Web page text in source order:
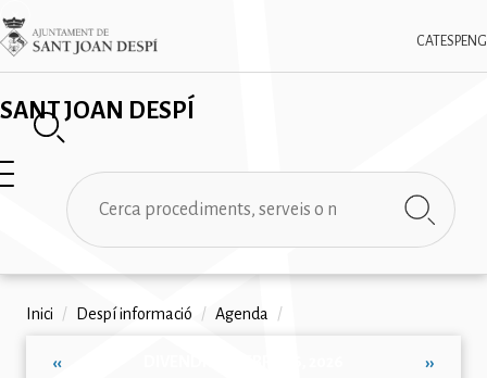
Vés
al
contingut
SANT JOAN DESPÍ
CAT ESPENG
Imatge
✕
Cerca
Fil
d'ariadna
Inici / Despí informació / Agenda /
‹‹ ››